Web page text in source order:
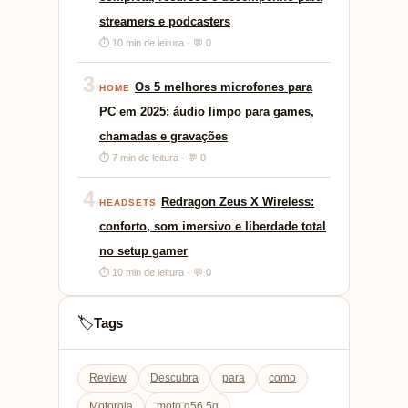
streamers e podcasters
⏱ 10 min de leitura · 💬 0
3 HOME
Os 5 melhores microfones para
PC em 2025: áudio limpo para games,
chamadas e gravações
⏱ 7 min de leitura · 💬 0
4 HEADSETS
Redragon Zeus X Wireless:
conforto, som imersivo e liberdade total
no setup gamer
⏱ 10 min de leitura · 💬 0
🏷️Tags
Review Descubra para como